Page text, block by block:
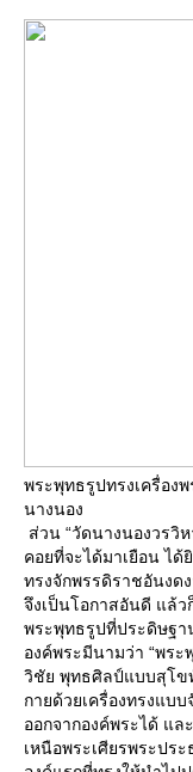
พระพุทธรูปทรงเครื่อง
นางนอง
ส่วน “วัดนางนองวรวิ
คอยที่จะได้มาเยือน ไ
ทรงจักพรรดิราชอันงด
จึงเป็นโอกาสอันดี แล้ว
พระพุทธรูปที่ประดิษฐา
องค์พระมีนามว่า “พร
วิชัย พุทธศิลป์แบบสุโข
กายด้วยเครื่องทรงแบ
ออกจากองค์พระได้ แ
เหนือพระเศียรพระปร